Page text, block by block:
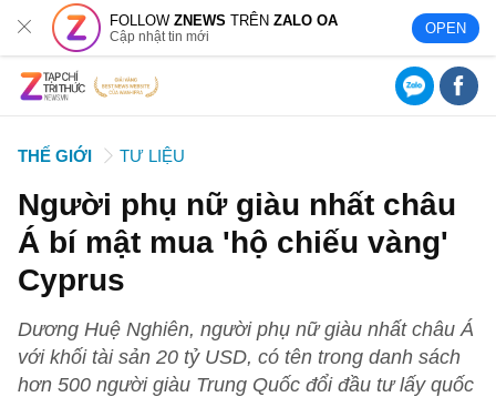
FOLLOWZNEWS TRÊNZALO OA
Cập nhật tin mới OPEN
THẾ GIỚI TƯ LIỆU
Người phụ nữ giàu nhất châu
Á bí mật mua 'hộ chiếu vàng'
Cyprus
Dương Huệ Nghiên, người phụ nữ giàu nhất châu Á
với khối tài sản 20 tỷ USD, có tên trong danh sách
hơn 500 người giàu Trung Quốc đổi đầu tư lấy quốc